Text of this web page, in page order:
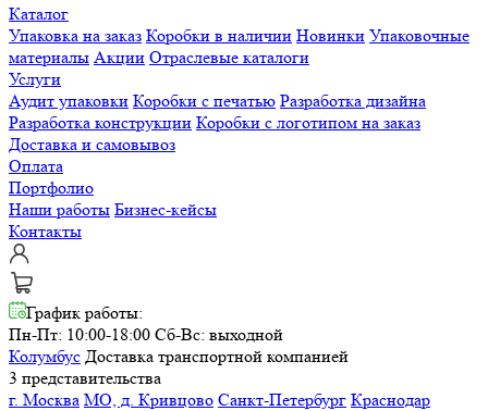
Каталог
Упаковка на заказ Коробки в наличии Новинки Упаковочные
материалы Акции Отраслевые каталоги
Услуги
Аудит упаковки Коробки с печатью Разработка дизайна
Разработка конструкции Коробки с логотипом на заказ
Доставка и самовывоз
Оплата
Портфолио
Наши работы Бизнес-кейсы
Контакты
График работы:
Пн-Пт: 10:00-18:00 Сб-Вс: выходной
Колумбус Доставка транспортной компанией
3 представительства
г. Москва МО, д. Кривцово Санкт-Петербург Краснодар